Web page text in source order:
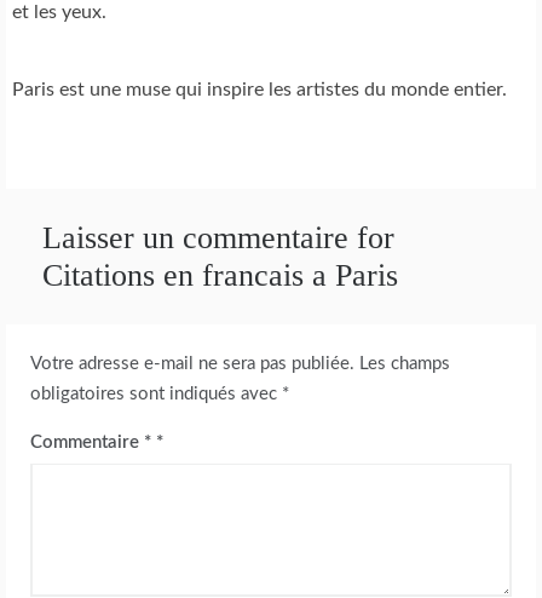
et les yeux.
Paris est une muse qui inspire les artistes du monde entier.
Laisser un commentaire for
Citations en francais a Paris
Votre adresse e-mail ne sera pas publiée. Les champs
obligatoires sont indiqués avec *
Commentaire *